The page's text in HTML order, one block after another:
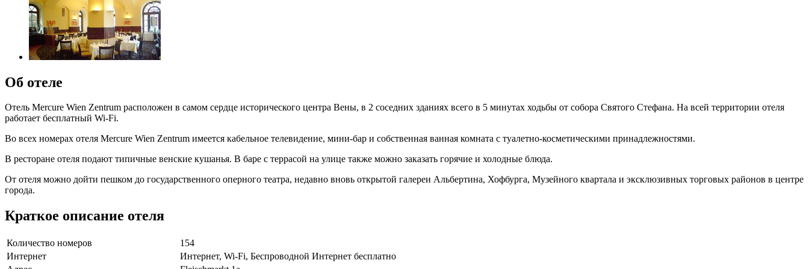
Об отеле
Отель Mercure Wien Zentrum расположен в самом сердце исторического центра Вены, в 2 соседних зданиях всего в 5 минутах ходьбы от собора Святого Стефана. На всей территории отеля
работает бесплатный Wi-Fi.
Во всех номерах отеля Mercure Wien Zentrum имеется кабельное телевидение, мини-бар и собственная ванная комната с туалетно-косметическими принадлежностями.
В ресторане отеля подают типичные венские кушанья. В баре с террасой на улице также можно заказать горячие и холодные блюда.
От отеля можно дойти пешком до государственного оперного театра, недавно вновь открытой галереи Альбертина, Хофбурга, Музейного квартала и эксклюзивных торговых районов в центре
города.
Краткое описание отеля
Количество номеров
154
Интернет
Интернет, Wi-Fi, Беспроводной Интернет бесплатно